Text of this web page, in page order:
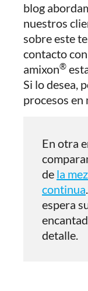
blog
nuestros
sobre este
contacto
amixon®
Si lo desea,
procesos
En otra
de la
continua
espera
detalle.